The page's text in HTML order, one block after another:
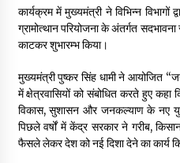
Thought Of
May 11, 2022
Thought Of
May 10, 2022
Thought Of
कार्यक्रम में मुख्यमंत्री ने विभिन्न विभागों
ग्रामोत्थान परियोजना के अंतर्गत
काटकर शुभारम्भ किया।
मुख्यमंत्री पुष्कर सिंह धामी ने आयोजित
में क्षेत्रवासियों को संबोधित करते हुए
विकास, सुशासन और जनकल्याण के नए
पिछले वर्षों में केंद्र सरकार ने गरीब,
फैसले लेकर देश को नई दिशा देने का कार्य